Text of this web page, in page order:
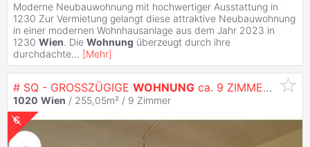
Moderne Neubauwohnung mit hochwertiger Ausstattung in
1230 Zur Vermietung gelangt diese attraktive Neubauwohnung
in einer modernen Wohnhausanlage aus dem Jahr 2023 in
1230 Wien. Die Wohnung überzeugt durch ihre
durchdachte... [Mehr]
# SQ - GROSSZÜGIGE WOHNUNG ca. 9 ZIMMER - PRATERSTRASSE -
1020 Wien / 255,05m² / 9 Zimmer